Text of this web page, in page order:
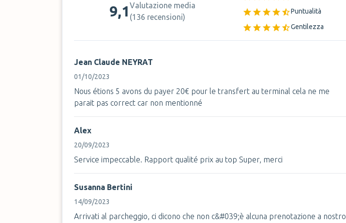
9,1 Valutazione media
(136 recensioni)
Puntualità
Gentilezza
Jean Claude NEYRAT
01/10/2023
Nous étions 5 avons du payer 20€ pour le transfert au terminal cela ne me
parait pas correct car non mentionné
Alex
20/09/2023
Service impeccable. Rapport qualité prix au top Super, merci
Susanna Bertini
14/09/2023
Arrivati al parcheggio, ci dicono che non c&#039;è alcuna prenotazione a nostro